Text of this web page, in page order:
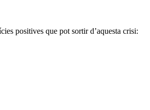
positives que pot sortir d’aquesta crisi: